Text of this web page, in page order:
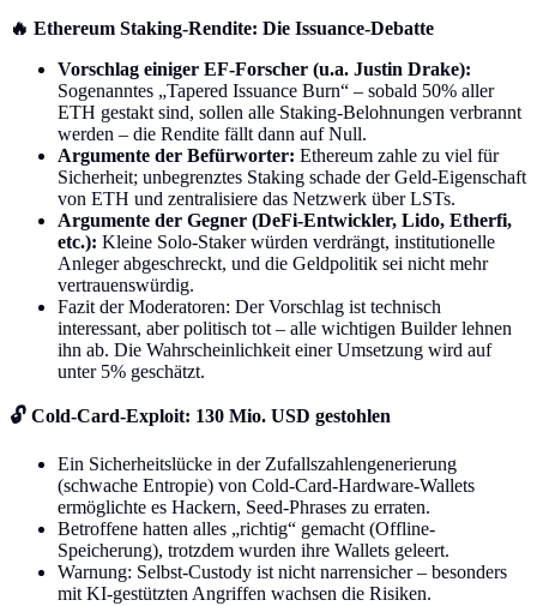
🔥 Ethereum Staking-Rendite: Die Issuance-Debatte
Vorschlag einiger EF-Forscher (u.a. Justin Drake):
Sogenanntes „Tapered Issuance Burn“ – sobald 50% aller
ETH gestakt sind, sollen alle Staking-Belohnungen verbrannt
werden – die Rendite fällt dann auf Null.
Argumente der Befürworter: Ethereum zahle zu viel für
Sicherheit; unbegrenztes Staking schade der Geld-Eigenschaft
von ETH und zentralisiere das Netzwerk über LSTs.
Argumente der Gegner (DeFi-Entwickler, Lido, Etherfi,
etc.): Kleine Solo-Staker würden verdrängt, institutionelle
Anleger abgeschreckt, und die Geldpolitik sei nicht mehr
vertrauenswürdig.
Fazit der Moderatoren: Der Vorschlag ist technisch
interessant, aber politisch tot – alle wichtigen Builder lehnen
ihn ab. Die Wahrscheinlichkeit einer Umsetzung wird auf
unter 5% geschätzt.
🔓 Cold-Card-Exploit: 130 Mio. USD gestohlen
Ein Sicherheitslücke in der Zufallszahlengenerierung
(schwache Entropie) von Cold-Card-Hardware-Wallets
ermöglichte es Hackern, Seed-Phrases zu erraten.
Betroffene hatten alles „richtig“ gemacht (Offline-
Speicherung), trotzdem wurden ihre Wallets geleert.
Warnung: Selbst-Custody ist nicht narrensicher – besonders
mit KI-gestützten Angriffen wachsen die Risiken.